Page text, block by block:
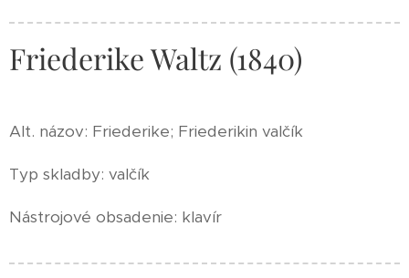
Friederike Waltz (1840)
Alt. názov: Friederike; Friederikin valčík
Typ skladby: valčík
Nástrojové obsadenie: klavír